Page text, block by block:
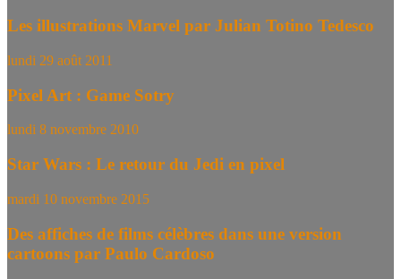
Les illustrations Marvel par Julian Totino Tedesco
lundi 29 août 2011
Pixel Art : Game Sotry
lundi 8 novembre 2010
Star Wars : Le retour du Jedi en pixel
mardi 10 novembre 2015
Des affiches de films célèbres dans une version
cartoons par Paulo Cardoso